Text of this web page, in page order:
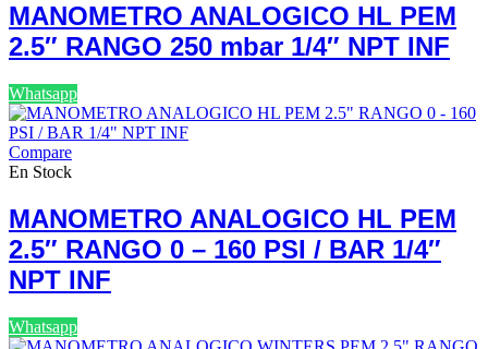
MANOMETRO ANALOGICO HL PEM
2.5″ RANGO 250 mbar 1/4″ NPT INF
Whatsapp
Compare
En Stock
MANOMETRO ANALOGICO HL PEM
2.5″ RANGO 0 – 160 PSI / BAR 1/4″
NPT INF
Whatsapp